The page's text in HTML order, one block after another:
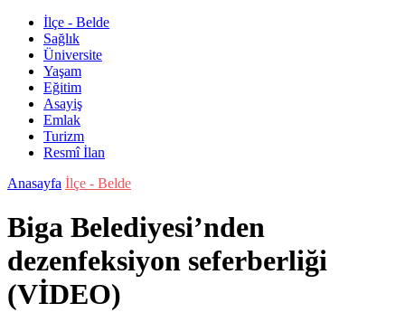
İlçe - Belde
Sağlık
Üniversite
Yaşam
Eğitim
Asayiş
Emlak
Turizm
Resmî İlan
Anasayfa İlçe - Belde
Biga Belediyesi’nden
dezenfeksiyon seferberliği
(VİDEO)